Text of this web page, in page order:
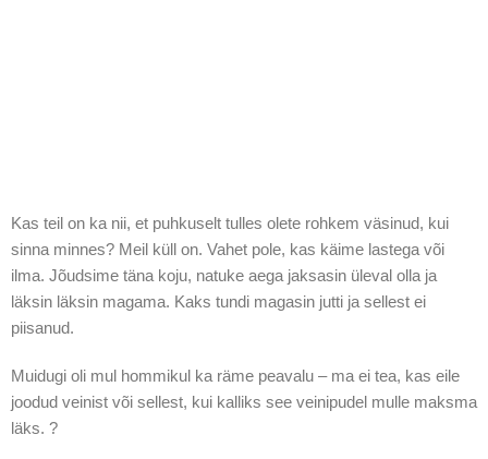
Kas teil on ka nii, et puhkuselt tulles olete rohkem väsinud, kui
sinna minnes? Meil küll on. Vahet pole, kas käime lastega või
ilma. Jõudsime täna koju, natuke aega jaksasin üleval olla ja
läksin läksin magama. Kaks tundi magasin jutti ja sellest ei
piisanud.
Muidugi oli mul hommikul ka räme peavalu – ma ei tea, kas eile
joodud veinist või sellest, kui kalliks see veinipudel mulle maksma
läks. ?